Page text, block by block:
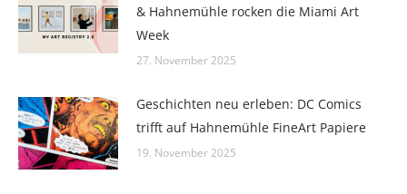
& Hahnemühle rocken die Miami Art
Week
27. November 2025
Geschichten neu erleben: DC Comics
trifft auf Hahnemühle FineArt Papiere
19. November 2025